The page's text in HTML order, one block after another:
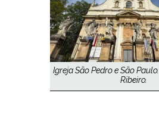
Igreja São Pedro e São
Ribeiro.